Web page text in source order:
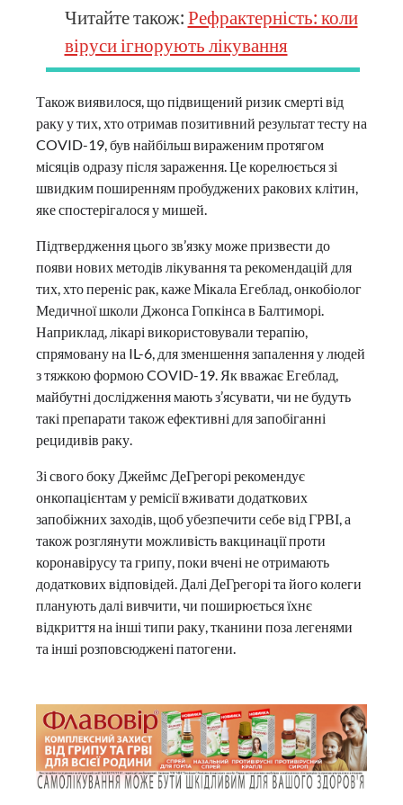
Читайте також: Рефрактерність: коли
віруси ігнорують лікування
Також виявилося, що підвищений ризик смерті від
раку у тих, хто отримав позитивний результат тесту на
COVID-19, був найбільш вираженим протягом
місяців одразу після зараження. Це корелюється зі
швидким поширенням пробуджених ракових клітин,
яке спостерігалося у мишей.
Підтвердження цього зв’язку може призвести до
появи нових методів лікування та рекомендацій для
тих, хто переніс рак, каже Мікала Егеблад, онкобіолог
Медичної школи Джонса Гопкінса в Балтиморі.
Наприклад, лікарі використовували терапію,
спрямовану на IL-6, для зменшення запалення у людей
з тяжкою формою COVID-19. Як вважає Егеблад,
майбутні дослідження мають з’ясувати, чи не будуть
такі препарати також ефективні для запобіганні
рецидивів раку.
Зі свого боку Джеймс ДеГрегорі рекомендує
онкопацієнтам у ремісії вживати додаткових
запобіжних заходів, щоб убезпечити себе від ГРВІ, а
також розглянути можливість вакцинації проти
коронавірусу та грипу, поки вчені не отримають
додаткових відповідей. Далі ДеГрегорі та його колеги
планують далі вивчити, чи поширюється їхнє
відкриття на інші типи раку, тканини поза легенями
та інші розповсюджені патогени.